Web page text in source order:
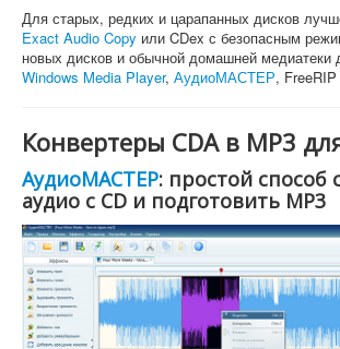
Для старых, редких и царапанных дисков
Exact Audio Copy или CDex с безопасным
новых дисков и обычной домашней медиатеки
Windows Media Player, АудиоМАСТЕР,
Конвертеры CDA в MP3
АудиоМАСТЕР: простой способ
аудио с CD и подготовить MP3